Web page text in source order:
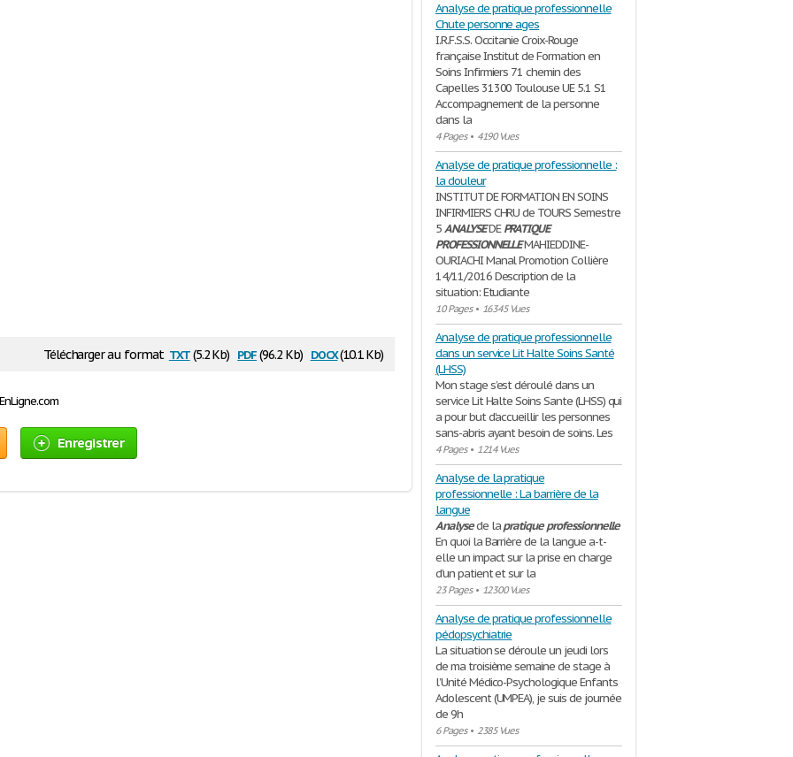
Télécharger au format txt(5.2 Kb) pdf(96.2 Kb) docx(10.1 Kb)
Enregistrer
Analyse de pratique professionnelle
Chute personne ages
I.R.F.S.S. Occitanie Croix-Rouge
française Institut de Formation en
Soins Infirmiers 71 chemin des
Capelles 31300 Toulouse UE 5.1 S1
Accompagnement de la personne
dans la
4 Pages• 4190 Vues
Analyse de pratique professionnelle :
la douleur
INSTITUT DE FORMATION EN SOINS
INFIRMIERS CHRU de TOURS Semestre
5ANALYSEDEPRATIQUE
PROFESSIONNELLEMAHIEDDINE-
OURIACHI Manal Promotion Collière
14/11/2016 Description de la
situation: Etudiante
10 Pages• 16345 Vues
Analyse de pratique professionnelle
dans un service Lit Halte Soins Santé
(LHSS)
Mon stage s’est déroulé dans un
service Lit Halte Soins Sante (LHSS) qui
a pour but d’accueillir les personnes
sans-abris ayant besoin de soins. Les
4 Pages• 1214 Vues
Analyse de la pratique
professionnelle : La barrière de la
langue
Analysede lapratique professionnelle
En quoi la Barrière de la langue a-t-
elle un impact sur la prise en charge
d’un patient et sur la
23 Pages• 12300 Vues
Analyse de pratique professionnelle
pédopsychiatrie
La situation se déroule un jeudi lors
de ma troisième semaine de stage à
l’Unité Médico-Psychologique Enfants
Adolescent (UMPEA), je suis de journée
de 9h
6 Pages• 2385 Vues